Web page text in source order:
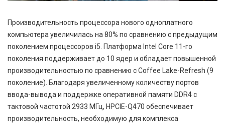
Производительность процессора нового одноплатного
компьютера увеличилась на 80% по сравнению с предыдущим
поколением процессоров i5. Платформа Intel Core 11-го
поколения поддерживает до 10 ядер и обладает повышенной
производительностью по сравнению с Coffee Lake-Refresh (9
поколение). Благодаря увеличенному количеству портов
ввода-вывода и поддержке оперативной памяти DDR4 с
тактовой частотой 2933 МГц, HPCIE-Q470 обеспечивает
производительность, необходимую для комплекса